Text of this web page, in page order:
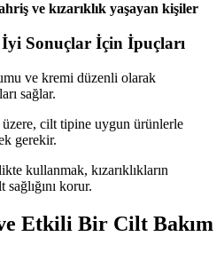
ve kızarıklık yaşayan kişiler
Sonuçlar İçin İpuçları
ve kremi düzenli olarak
sağlar.
cilt tipine uygun ürünlerle
gerekir.
kullanmak, kızarıklıkların
sağlığını korur.
Etkili Bir Cilt Bakım